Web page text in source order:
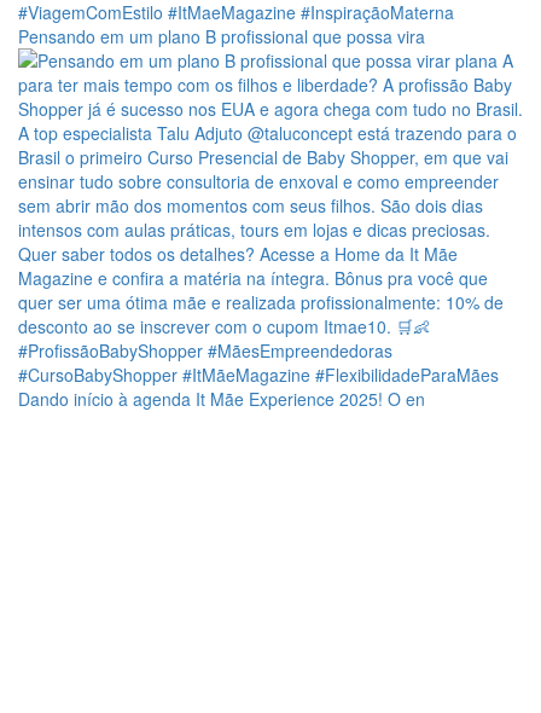
Pensando em um plano B profissional que possa vira
Dando início à agenda It Mãe Experience 2025! O en